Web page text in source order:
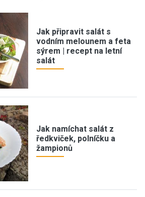
Jak připravit salát s
vodním melounem a feta
sýrem | recept na letní
salát
Jak namíchat salát z
ředkviček, polníčku a
žampionů